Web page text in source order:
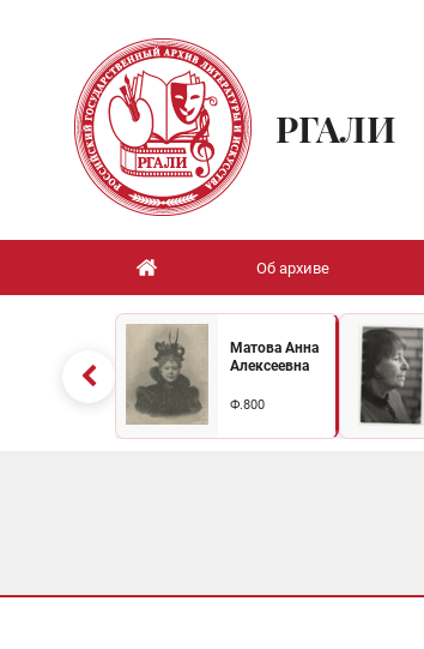
РГАЛИ
Об архиве
Матова Анна
Алексеевна
Ф.800